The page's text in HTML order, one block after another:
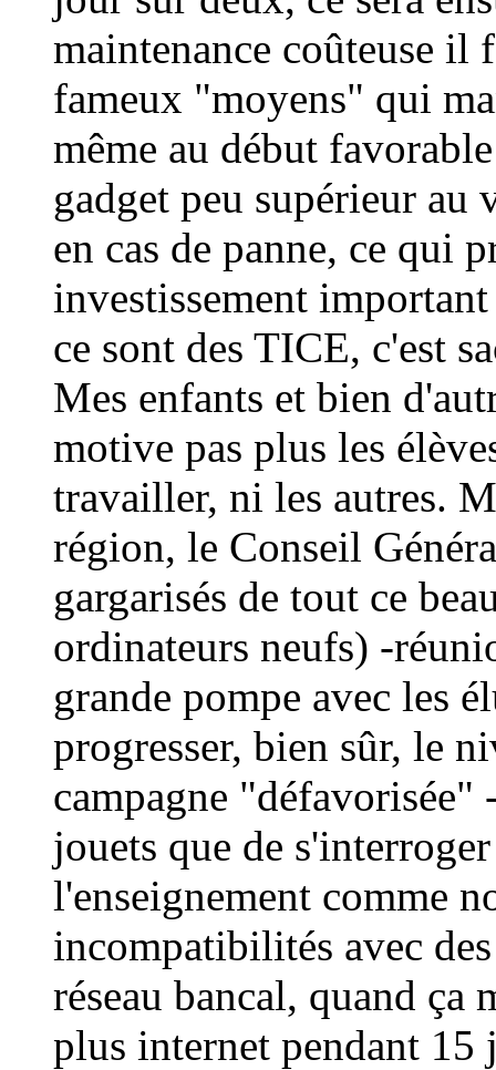
maintenance coûteuse il
fameux "moyens" qui
même au début
gadget peu supérieur au
en cas de panne, ce qui
investissement
ce sont des TICE, c'est
Mes enfants et bien
motive pas plus les
travailler, ni les autres.
région, le Conseil
gargarisés de tout ce
ordinateurs neufs) -
grande pompe avec les
progresser, bien sûr, le
campagne "défavorisée"
jouets que de
l'enseignement comme
incompatibilités avec
réseau bancal, quand
plus internet pendant